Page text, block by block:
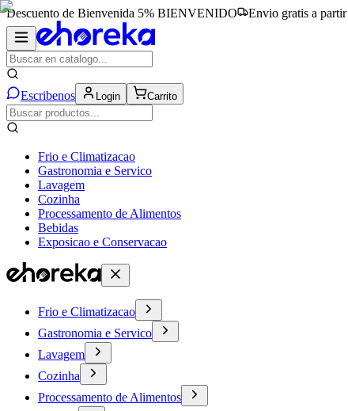
Descuento de Bienvenida 5% BIENVENIDO Envio gratis a
Escribenos Login Carrito
Frio e Climatizacao
Gastronomia e Servico
Lavagem
Cozinha
Processamento de Alimentos
Bebidas
Exposicao e Conservacao
Frio e Climatizacao
Gastronomia e Servico
Lavagem
Cozinha
Processamento de Alimentos